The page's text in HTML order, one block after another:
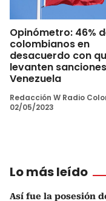
Opinómetro: 46%
colombianos en
desacuerdo con
levanten
Venezuela
Redacción W Radio
02/05/2023
Lo más leído
Así fue la posesión